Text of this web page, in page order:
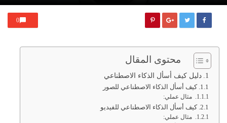
0
محتوى المقال
دليل كيف أسأل الذكاء الاصطناعي
كيف أسأل الذكاء الاصطناعي للصور
مثال عملي:
كيف أسأل الذكاء الاصطناعي للفيديو
مثال عملي: